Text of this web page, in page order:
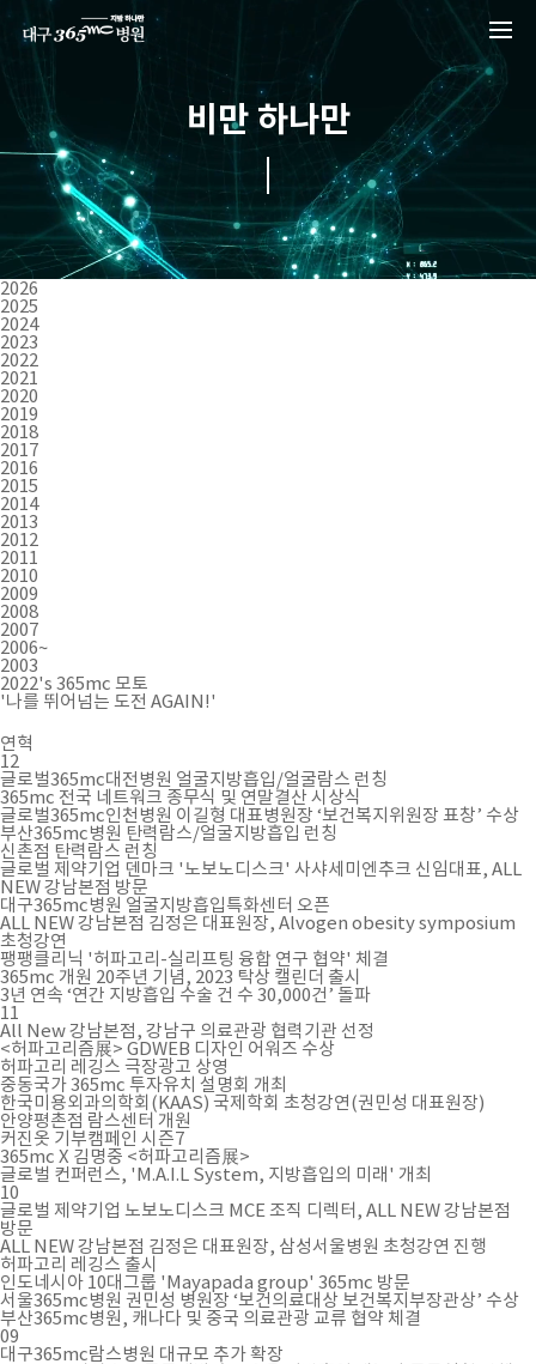
본문 바로가기
비만 하나만
2026
2025
2024
2023
2022
2021
2020
2019
2018
2017
2016
2015
2014
2013
2012
2011
2010
2009
2008
2007
2006~
2003
2022's 365mc 모토
'나를 뛰어넘는 도전 AGAIN!'
연혁
12
글로벌365mc대전병원 얼굴지방흡입/얼굴람스 런칭
365mc 전국 네트워크 종무식 및 연말결산 시상식
글로벌365mc인천병원 이길형 대표병원장 ‘보건복지위원장 표창’ 수상
부산365mc병원 탄력람스/얼굴지방흡입 런칭
신촌점 탄력람스 런칭
글로벌 제약기업 덴마크 '노보노디스크' 사샤세미엔추크 신임대표, ALL
NEW 강남본점 방문
대구365mc병원 얼굴지방흡입특화센터 오픈
ALL NEW 강남본점 김정은 대표원장, Alvogen obesity symposium
초청강연
팽팽클리닉 '허파고리-실리프팅 융합 연구 협약' 체결
365mc 개원 20주년 기념, 2023 탁상 캘린더 출시
3년 연속 ‘연간 지방흡입 수술 건 수 30,000건’ 돌파
11
All New 강남본점, 강남구 의료관광 협력기관 선정
<허파고리즘展> GDWEB 디자인 어워즈 수상
허파고리 레깅스 극장광고 상영
중동국가 365mc 투자유치 설명회 개최
한국미용외과의학회(KAAS) 국제학회 초청강연(권민성 대표원장)
안양평촌점 람스센터 개원
커진옷 기부캠페인 시즌7
365mc X 김명중 <허파고리즘展>
글로벌 컨퍼런스, 'M.A.I.L System, 지방흡입의 미래' 개최
10
글로벌 제약기업 노보노디스크 MCE 조직 디렉터, ALL NEW 강남본점
방문
ALL NEW 강남본점 김정은 대표원장, 삼성서울병원 초청강연 진행
허파고리 레깅스 출시
인도네시아 10대그룹 'Mayapada group' 365mc 방문
서울365mc병원 권민성 병원장 ‘보건의료대상 보건복지부장관상’ 수상
부산365mc병원, 캐나다 및 중국 의료관광 교류 협약 체결
09
대구365mc람스병원 대규모 추가 확장